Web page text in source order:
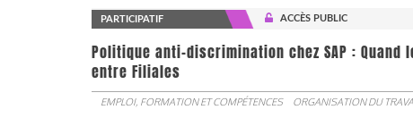
PARTICIPATIF ACCÈS PUBLIC
Politique anti-discrimination chez SAP :
entre Filiales
EMPLOI, FORMATION ET COMPÉTENCES ORGANISATION DU